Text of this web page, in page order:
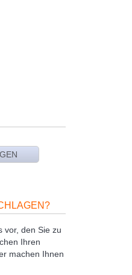
vor, den Sie zu
Ihren
machen Ihnen